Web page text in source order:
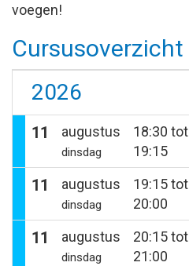
voegen!
Cursusoverzicht
2026
11 augustus
dinsdag
18:30 tot
19:15
11 augustus
dinsdag
19:15 tot
20:00
11 augustus
dinsdag
20:15 tot
21:00